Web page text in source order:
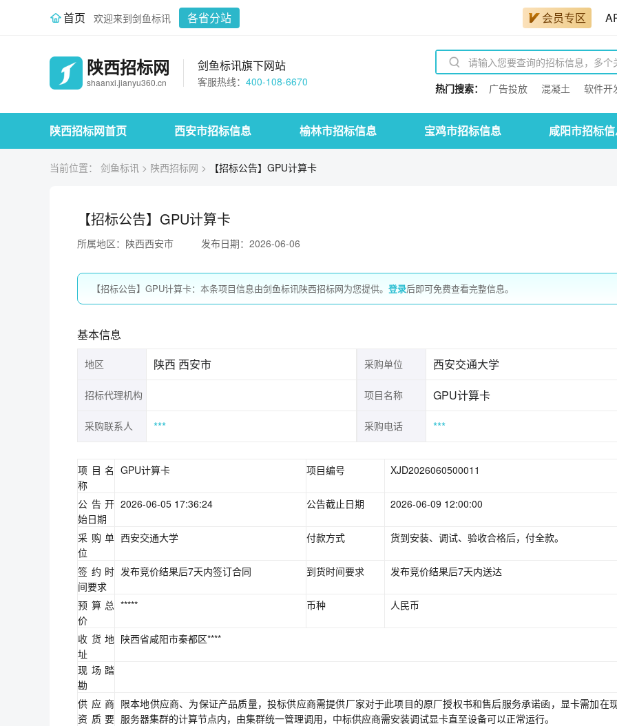
首页 欢迎来到剑鱼标讯 各省分站 会员专区
陕西招标网
shaanxi.jianyu360.cn
剑鱼标讯旗下网站
客服热线： 400-108-6670 热门搜索： 广告投放 混凝土 软件开
陕西招标网首页 西安市招标信息 榆林市招标信息 宝鸡市招标信息 咸阳市招标
当前位置： 剑鱼标讯 > 陕西招标网 > 【招标公告】GPU计算卡
【招标公告】GPU计算卡
所属地区：陕西西安市 发布日期：2026-06-06
【招标公告】GPU计算卡：本条项目信息由剑鱼标讯陕西招标网为您提供。 登录后即可免费查看完整信息。
基本信息
地区 陕西 西安市 采购单位 西安交通大学
招标代理机构 项目名称 GPU计算卡
采购联系人 *** 采购电话 ***
项目名
称
GPU计算卡 项目编号 XJD2026060500011
公告开
始日期
2026-06-05 17:36:24 公告截止日期 2026-06-09 12:00:00
采购单
位
西安交通大学 付款方式 货到安装、调试、验收合格后，付全款。
签约时
间要求
发布竞价结果后7天内签订合同 到货时间要求 发布竞价结果后7天内送达
预算总
价
***** 币种 人民币
收货地
址
陕西省咸阳市秦都区****
现场踏
勘
供应商
资质要
限本地供应商、为保证产品质量，投标供应商需提供厂家对于此项目的原厂授权书和售后服务承诺函，显卡需加在
服务器集群的计算节点内，由集群统一管理调用，中标供应商需安装调试显卡直至设备可以正常运行。